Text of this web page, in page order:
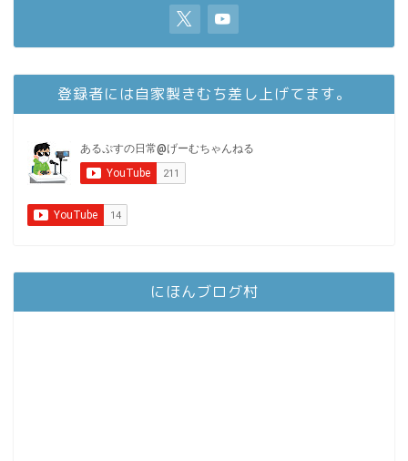
登録者には自家製きむち差し上げてます。
にほんブログ村